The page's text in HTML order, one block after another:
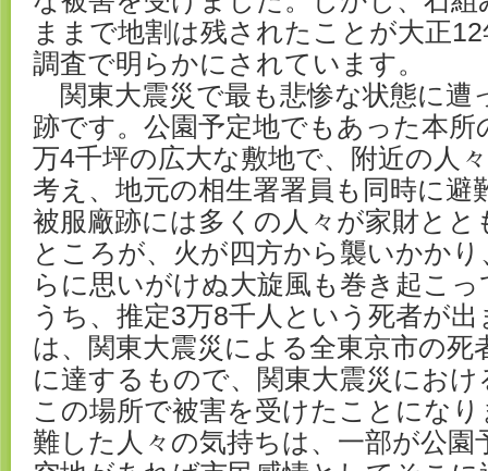
ままで地割は残されたことが大正
調査で明らかにされています。
関東大震災で最も悲惨な状態に遭
跡です。公園予定地でもあった本所
万4千坪の広大な敷地で、附近の人
考え、地元の相生署署員も同時に避
被服廠跡には多くの人々が家財と
ところが、火が四方から襲いかか
らに思いがけぬ大旋風も巻き起こ
うち、推定3万8千人という死者が
は、関東大震災による全東京市の死
に達するもので、関東大震災にお
この場所で被害を受けたことにな
難した人々の気持ちは、一部が公園